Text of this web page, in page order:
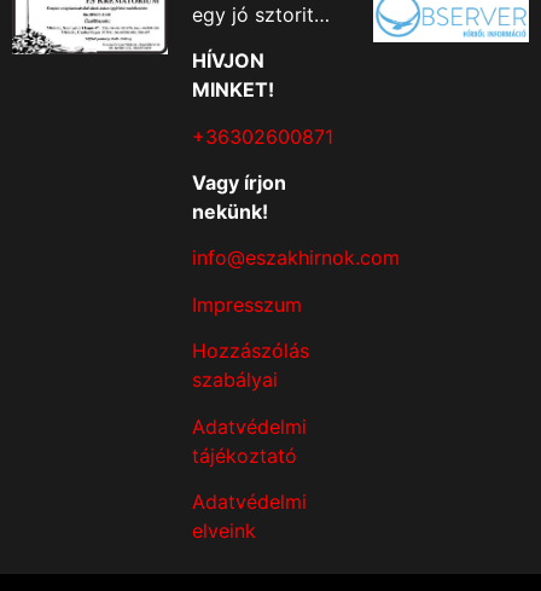
egy jó sztorit…
HÍVJON
MINKET!
+36302600871
Vagy írjon
nekünk!
info@eszakhirnok.com
Impresszum
Hozzászólás
szabályai
Adatvédelmi
tájékoztató
Adatvédelmi
elveink